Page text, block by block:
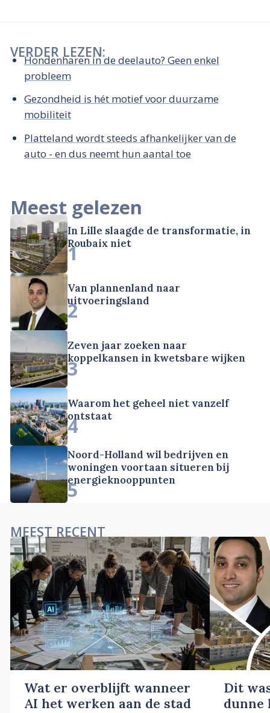
VERDER LEZEN:
Hondenharen in de deelauto? Geen enkel
probleem
Gezondheid is hét motief voor duurzame
mobiliteit
Platteland wordt steeds afhankelijker van de
auto - en dus neemt hun aantal toe
Meest gelezen
In Lille slaagde de transformatie, in
Roubaix niet
1
Van plannenland naar
uitvoeringsland
2
Zeven jaar zoeken naar
koppelkansen in kwetsbare wijken
3
Waarom het geheel niet vanzelf
ontstaat
4
Noord-Holland wil bedrijven en
woningen voortaan situeren bij
energieknooppunten
5
MEEST RECENT
Wat er overblijft wanneer
AI het werken aan de stad
Dit
dunne